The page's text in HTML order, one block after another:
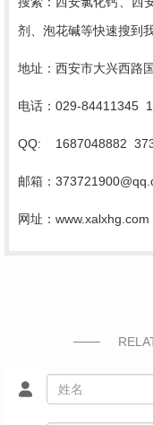
剂、泡花碱等快速搜到我
地址：西安市大兴西路
电话： 029-84411345
QQ: 1687048882
邮箱：
网址： www.xalxhg.com